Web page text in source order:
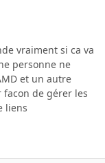
vraiment si ca va
personne ne
et un autre
facon de gérer les
liens